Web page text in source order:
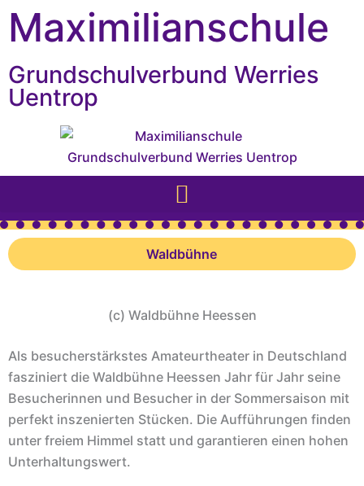
springen
Zum
Inhalt
Maximilianschule
Grundschulverbund Werries
Uentrop
Waldbühne
(c) Waldbühne Heessen
Als besucherstärkstes Amateurtheater in Deutschland
fasziniert die Waldbühne Heessen Jahr für Jahr seine
Besucherinnen und Besucher in der Sommersaison mit
perfekt inszenierten Stücken. Die Aufführungen finden
unter freiem Himmel statt und garantieren einen hohen
Unterhaltungswert.